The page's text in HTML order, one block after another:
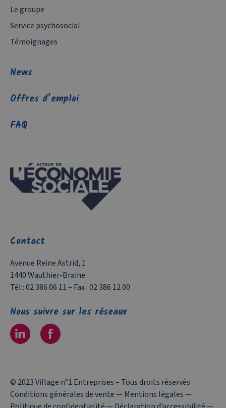
Le groupe
Service psychosocial
Témoignages
News
Offres d’emploi
FAQ
Contact
Avenue Reine Astrid, 1
1440 Wauthier-Braine
Tél :02 386 06 11– Fax :02 386 12 00
Nous suivre sur les réseaux
© 2023 Village n°1 Entreprises – Tous droits réservés
Conditions générales de vente— Mentions légales—